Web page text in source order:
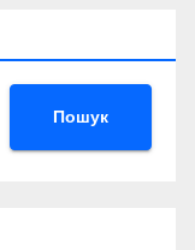
Пошук